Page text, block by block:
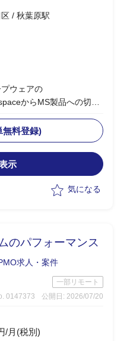
/ 秋葉原駅
プウェアの
からMS製品への切り
M365、Win11、EntraID
ービスを中心とした、
/ID・認証管理領域の導入
策定支援
後の運用フェーズも視野
う
プロジェクト支援も想定
無料登録)
示
気になる
のパフォーマンス
求人・案件
一部リモート
0147373
公開日: 2026/07/20
/月(税別)